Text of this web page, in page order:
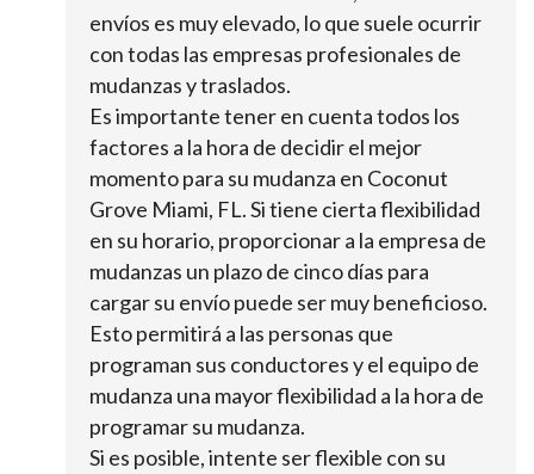
envíos es muy elevado, lo que suele ocurrir
con todas las empresas profesionales de
mudanzas y traslados.
Es importante tener en cuenta todos los
factores a la hora de decidir el mejor
momento para su mudanza en Coconut
Grove Miami, FL. Si tiene cierta flexibilidad
en su horario, proporcionar a la empresa de
mudanzas un plazo de cinco días para
cargar su envío puede ser muy beneficioso.
Esto permitirá a las personas que
programan sus conductores y el equipo de
mudanza una mayor flexibilidad a la hora de
programar su mudanza.
Si es posible, intente ser flexible con su